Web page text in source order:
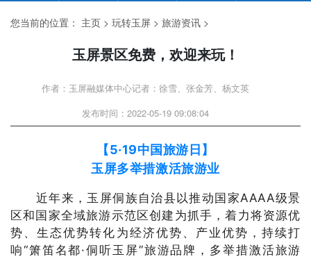
您当前的位置： 主页 > 玩转玉屏 > 旅游资讯 >
玉屏景区免费，欢迎来玩！
作者：玉屏融媒体中心记者：徐雪、张金芳、杨文英
发布时间：2022-05-19 09:08:04
【5·19中国旅游日】
玉屏多举措激活旅游业
近年来，玉屏侗族自治县以推动国家AAAA级景
区和国家全域旅游示范区创建为抓手，着力将资源优
势、生态优势转化为经济优势、产业优势，持续打
响“箫笛名都·侗听玉屏”旅游品牌，多举措激活旅游